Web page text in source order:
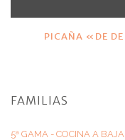
PICAÑA «DE
FAMILIAS
5ª GAMA - COCINA A